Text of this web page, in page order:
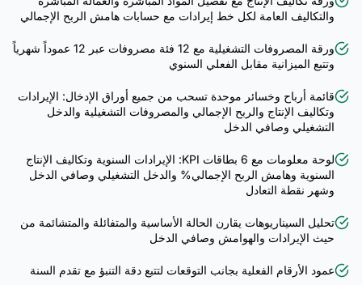
والتكاليف العامة لكل خط إيرادات مع حسابات هامش الربح الإجمالي
ورقة المصروفات التشغيلية مع 12 فئة مصروفات عبر 12 عموداً شهرياً
وتتبع الميزانية مقابل الفعلي السنوي
قائمة أرباح وخسائر موحدة تسحب من جميع أوراق الإدخال: الإيرادات
وتكاليف الإنتاج والربح الإجمالي والمصروفات التشغيلية والدخل
التشغيلي وصافي الدخل
لوحة معلومات مع 6 بطاقات KPI: الإيرادات السنوية وتكاليف الإنتاج
السنوية وهامش الربح الإجمالي% والدخل التشغيلي وصافي الدخل
وشهر نقطة التعادل
تحليل السيناريوهات يقارن الحالة الأساسية والمتفائلة والمتشائمة من
حيث الإيرادات والهوامش وصافي الدخل
عمود الأرقام الفعلية بجانب التوقعات لتتبع دقة التنبؤ مع تقدم السنة